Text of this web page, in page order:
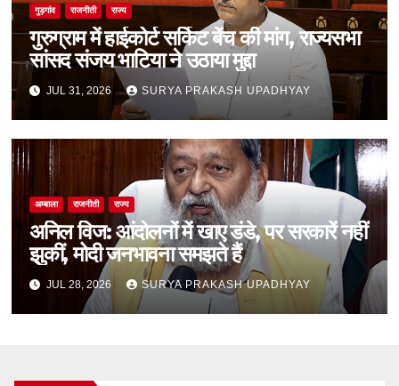
गुड़गांव राजनीती राज्य
गुरुग्राम में हाईकोर्ट सर्किट बेंच की मांग, राज्यसभा
सांसद संजय भाटिया ने उठाया मुद्दा
JUL 31, 2026 SURYA PRAKASH UPADHYAY
अम्बाला राजनीती राज्य
अनिल विज: आंदोलनों में खाए डंडे, पर सरकारें नहीं
झुकीं, मोदी जनभावना समझते हैं
JUL 28, 2026 SURYA PRAKASH UPADHYAY